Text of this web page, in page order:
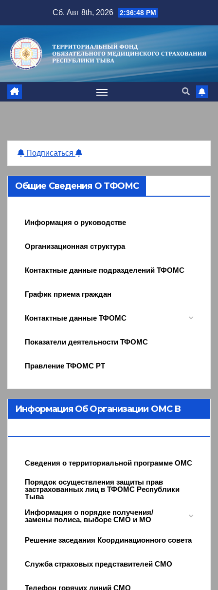
содержимому
Сб. Авг 8th, 2026 2:36:49 PM
Подписаться
Общие Сведения О ТФОМС
Информация о руководстве
Организационная структура
Контактные данные подразделений ТФОМС
График приема граждан
Контактные данные ТФОМС
Показатели деятельности ТФОМС
Правление ТФОМС РТ
Информация Об Организации ОМС В
Сведения о территориальной программе ОМС
Порядок осуществления защиты прав
застрахованных лиц в ТФОМС Республики
Тыва
Информация о порядке получения/
замены полиса, выборе СМО и МО
Решение заседания Координационного совета
Служба страховых представителей СМО
Телефон горячих линий СМО